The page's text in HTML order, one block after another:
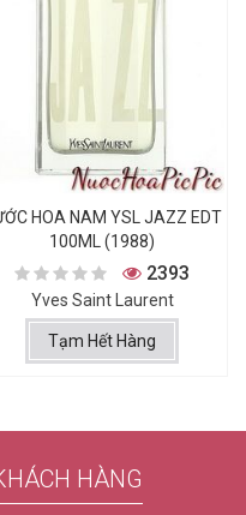
HOA NAM YSL JAZZ EDT
100ML (1988)
2393
Yves Saint Laurent
Tạm Hết Hàng
HÀNG